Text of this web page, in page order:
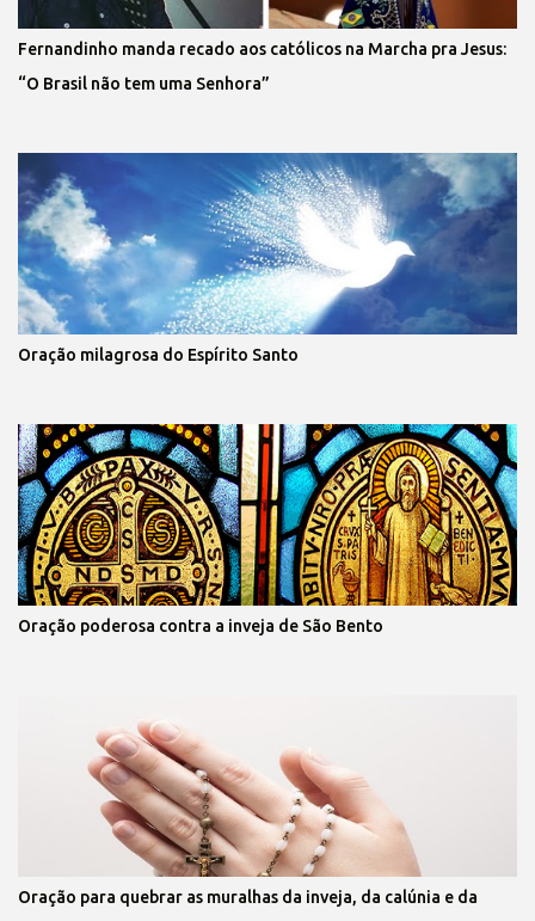
Fernandinho manda recado aos católicos na Marcha pra Jesus:
“O Brasil não tem uma Senhora”
Oração milagrosa do Espírito Santo
Oração poderosa contra a inveja de São Bento
Oração para quebrar as muralhas da inveja, da calúnia e da